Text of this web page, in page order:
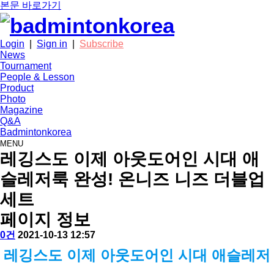
본문 바로가기
Login Sign in
Subscribe
News
Tournament
People & Lesson
Product
Photo
Magazine
Q&A
Badmintonkorea
MENU
product
레깅스도 이제 아웃도어인 시대 애
슬레저룩 완성! 온니즈 니즈 더블업
세트
페이지 정보
작
자
배
민
댓
0건 작
일
2021-10-13 12:57
본
레깅스도 이제 아웃도어인 시대 애슬레저